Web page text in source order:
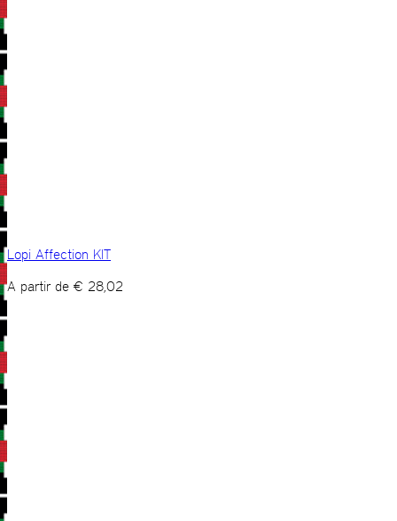
Lopi Affection KIT
A partir de € 28,02